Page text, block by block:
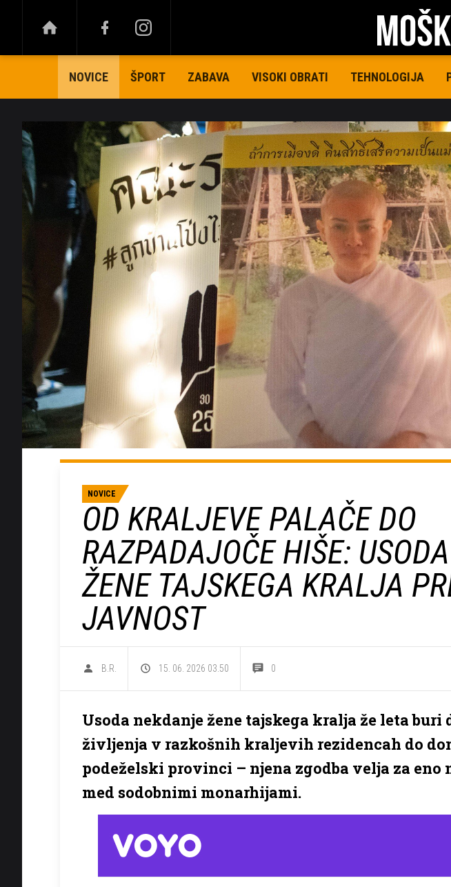
NOVICE ŠPORT ZABAVA VISOKI OBRATI TEHNOLOGIJA
NOVICE
OD KRALJEVE PALAČE DO
RAZPADAJOČE HIŠE:
ŽENE TAJSKEGA KRALJA
JAVNOST
B.R. 15. 06. 2026 03.50 0
Usoda nekdanje žene tajskega kralja že leta
življenja v razkošnih kraljevih rezidencah do
podeželski provinci – njena zgodba velja za eno
med sodobnimi monarhijami.